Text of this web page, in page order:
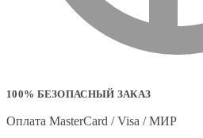
100% БЕЗОПАСНЫЙ ЗАКАЗ
Оплата MasterCard / Visa / МИР